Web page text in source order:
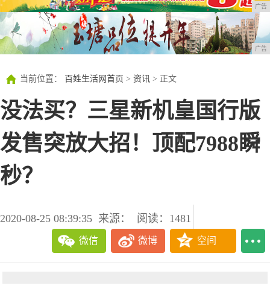
广告
广告
当前位置： 百姓生活网首页 > 资讯 > 正文
没法买？三星新机皇国行版
发售突放大招！顶配7988瞬
秒？
2020-08-25 08:39:35 来源： 阅读：1481
微信 微博 空间